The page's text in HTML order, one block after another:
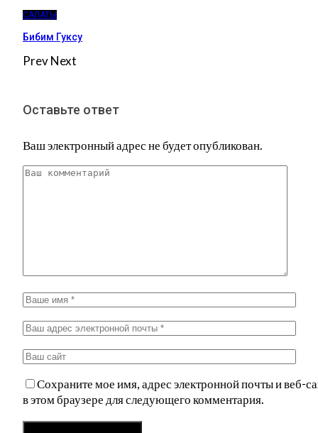
САЛАТЫ
Бибим Гуксу
PrevNext
Оставьте ответ
Ваш электронный адрес не будет опубликован.
Сохраните мое имя, адрес электронной почты и веб-
в этом браузере для следующего комментария.